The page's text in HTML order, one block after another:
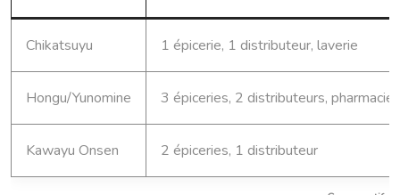
Chikatsuyu 1 épicerie, 1 distributeur, laverie
Hongu/Yunomine 3 épiceries, 2 distributeurs, pharmacie
Kawayu Onsen 2 épiceries, 1 distributeur